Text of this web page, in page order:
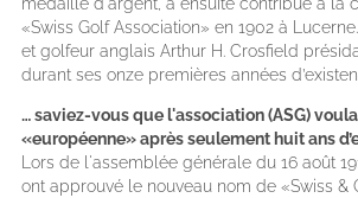
«Swiss Golf Association» en 1902 à
et golfeur anglais Arthur H. Crosfield
durant ses onze premières années
… saviez-vous que l'association (ASG)
«européenne» après seulement huit ans
Lors de l'assemblée générale du 16 août
ont approuvé le nouveau nom de «Swiss &